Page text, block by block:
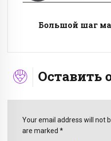
Большой шаг
Оставить
Your email address will not
are marked *